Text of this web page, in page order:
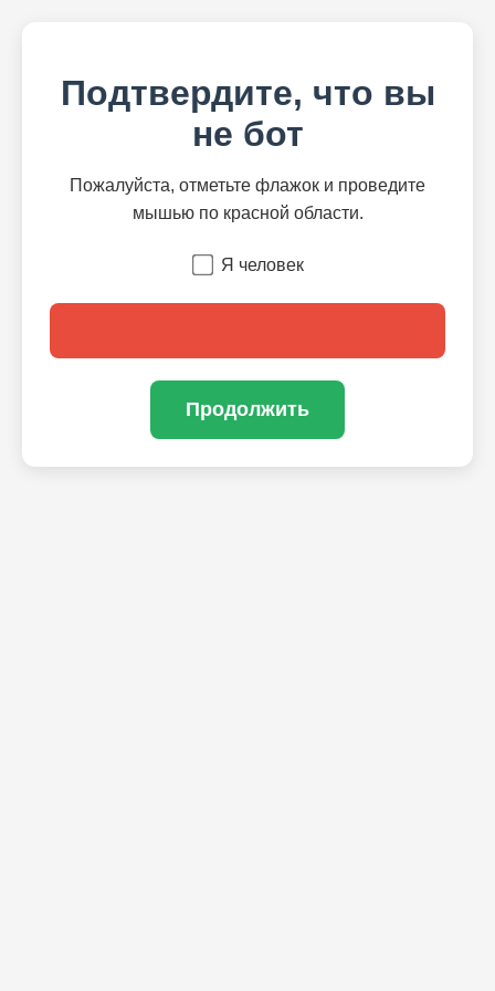
Подтвердите, что вы
не бот
Пожалуйста, отметьте флажок и проведите
мышью по красной области.
Я человек
Продолжить